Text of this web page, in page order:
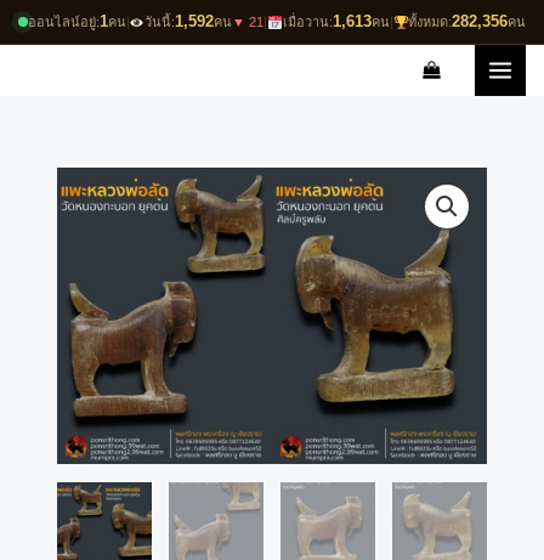
ออนไลน์อยู่:1คน| วันนี้:1,592คน▼ 21 | เมื่อวาน:1,613คน| ทั้งหมด:282,356คน
Skip
to